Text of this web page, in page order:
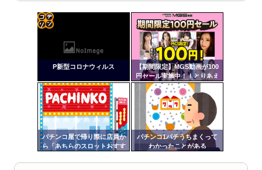
【閲覧注意】俺が近くにいると機械が壊れるんだけどさ
【画像】ペプシコーラ社、「こういうのでいいんだよ」
Powered by livedoor 相互RSS
P新型コロナウィルス
【期間限定】MGS動画が100
円セール実施中！！とりあえ
ず全部買うやろｗｗｗｗｗ
パチンコ屋で帰り際に店員か
ら「あちらのスロットおすす
んだが
パチンコ1パチうちまくって
わかったことがある
定リ
ンク
自動
更新
ツー